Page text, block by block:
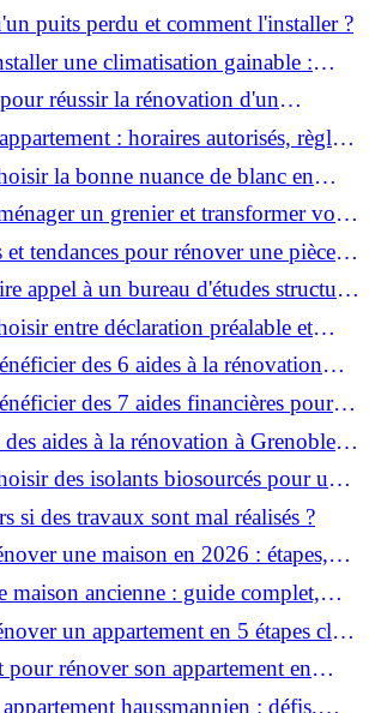
puits perdu et comment l'installer ?
une climatisation gainable :
conseils ?
réussir la rénovation d'un
: horaires autorisés, règles
la bonne nuance de blanc en
les pièges ?
un grenier et transformer vos
habitable ?
tendances pour rénover une pièce
appel à un bureau d'études structure
la sécurité de vos rénovations ?
entre déclaration préalable et
pour vos travaux ?
des 6 aides à la rénovation
Grenoble ?des 7 aides financières pour la
à Voiron ?
aides à la rénovation à Grenoble et
CEE, aides locales
des isolants biosourcés pour une
?
si des travaux sont mal réalisés ?
une maison en 2026 : étapes,
?
maison ancienne : guide complet,
et astucesun appartement en 5 étapes clés
pour rénover son appartement en
haussmannien : défis,